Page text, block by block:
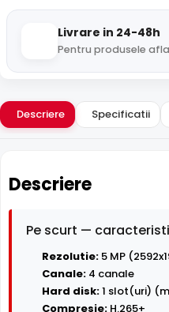
Livrare in 24-48h
Pentru produsele
Descriere Specificatii
Descriere
Pe scurt —
Rezolutie: 5 MP
Canale: 4 canale
Hard disk:1 slot(uri)
Compresie: H.265+